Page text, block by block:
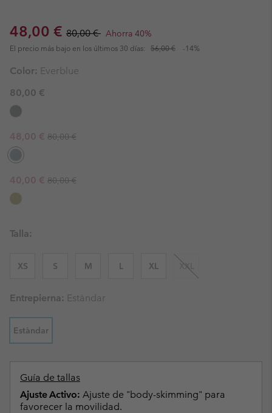
Sale price:
48,00 € Regular price:
80,00 € Ahorra 40%
El precio más bajo en los últimos 30 días: 56,00 € -14%
Color: Everblue
80,00 €
Sale price:
48,00 € Regular price:
80,00 €
Sale price:
40,00 € Regular price:
80,00 €
Talla:
XS S M L XL XXL
Entrepierna: Estàndar
Estàndar
Guía de tallas
Ajuste Activo: Ajuste de "body-skimming" para
favorecer la movilidad.